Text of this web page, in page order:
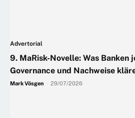
Advertorial
9. MaRisk-Novelle: Was
Governance und Nachweise
Mark Vösgen 29/07/2026